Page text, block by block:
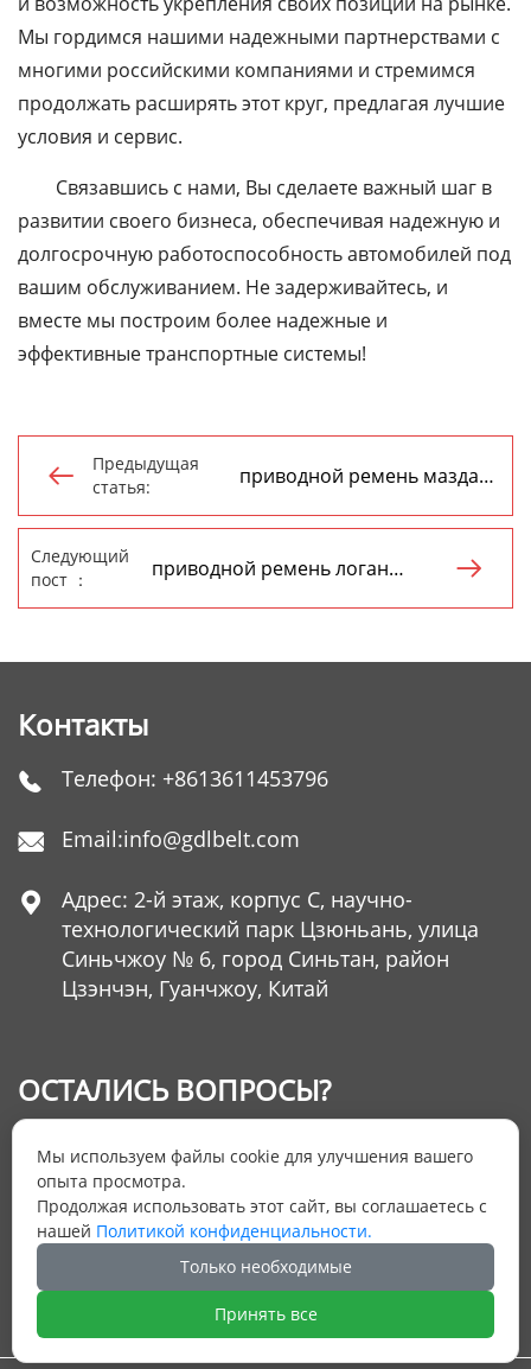
Мы гордимся нашими надежными партнерствами с
многими российскими компаниями и стремимся
продолжать расширять этот круг, предлагая лучшие
условия и сервис.
Связавшись с нами, Вы сделаете важный шаг в
развитии своего бизнеса, обеспечивая надежную и
долгосрочную работоспособность автомобилей под
вашим обслуживанием. Не задерживайтесь, и
вместе мы построим более надежные и
эффективные транспортные системы!

Предыдущая
статья:
приводной ремень мазда
Следующий
пост ：
приводной ремень логан

Контакты
 Телефон: +8613611453796
 Email:info@gdlbelt.com

Адрес: 2-й этаж, корпус C, научно-
технологический парк Цзюньань, улица
Синьчжоу № 6, город Синьтан, район
Цзэнчэн, Гуанчжоу, Китай
ОСТАЛИСЬ ВОПРОСЫ?
ответим на них
ОТПРАВИТЬ ЗАЯВКУ
Мы используем файлы cookie для улучшения вашего
опыта просмотра.
Продолжая использовать этот сайт, вы соглашаетесь с
нашей Политикой конфиденциальности.
Только необходимые
Принять все